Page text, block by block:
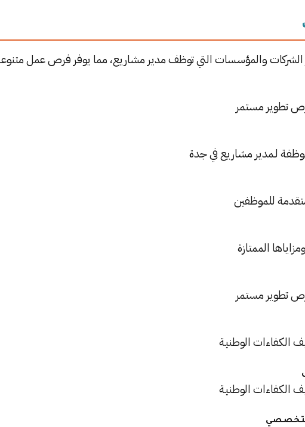
والمؤسسات التي توظف مدير مشاريع، مما يوفر فرص عمل
تطوير مستمر
لـمدير مشاريع في جدة
للموظفين
الممتازة
تطوير مستمر
الكفاءات الوطنية
الكفاءات الوطنية